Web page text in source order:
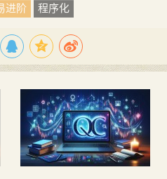
进阶 程序化